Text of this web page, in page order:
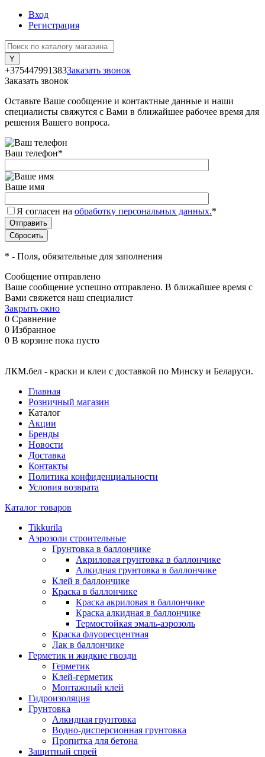
Вход
Регистрация
+375447991383Заказать звонок
Заказать звонок
Оставьте Ваше сообщение и контактные данные и наши
специалисты свяжутся с Вами в ближайшее рабочее время для
решения Вашего вопроса.
Ваш телефон*
Ваше имя
Я согласен на обработку персональных данных.*
* - Поля, обязательные для заполнения
Сообщение отправлено
Ваше сообщение успешно отправлено. В ближайшее время с
Вами свяжется наш специалист
Закрыть окно
0 Сравнение
0 Избранное
0 В корзине пока пусто
ЛКМ.бел - краски и клеи с доставкой по Минску и Беларуси.
Главная
Розничный магазин
Каталог
Акции
Бренды
Новости
Доставка
Контакты
Политика конфиденциальности
Условия возврата
Каталог товаров
Tikkurila
Аэрозоли строительные
Грунтовка в баллончике
Акриловая грунтовка в баллончике
Алкидная грунтовка в баллончике
Клей в баллончике
Краска в баллончике
Краска акриловая в баллончике
Краска алкидная в баллончике
Термостойкая эмаль-аэрозоль
Краска флуоресцентная
Лак в баллончике
Герметик и жидкие гвозди
Герметик
Клей-герметик
Монтажный клей
Гидроизоляция
Грунтовка
Алкидная грунтовка
Водно-дисперсионная грунтовка
Пропитка для бетона
Защитный спрей